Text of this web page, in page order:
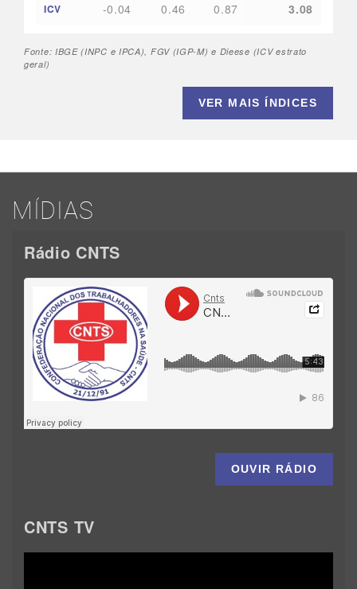
ICV -0.04 0.46 0.87 3.08
Fonte: IBGE (INPC e IPCA), FGV (IGP-M) e Dieese (ICV estrato
geral)
VER MAIS ÍNDICES
MÍDIAS
Rádio CNTS
OUVIR RÁDIO
CNTS TV